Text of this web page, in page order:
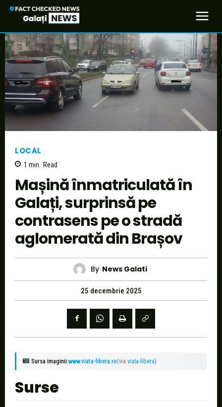
LOCAL
1 min. Read
Mașină înmatriculată în
Galați, surprinsă pe
contrasens pe o stradă
aglomerată din Brașov
By News Galati
25 decembrie 2025
Sursa imaginii:www.viata-libera.ro(via viata-libera)
Surse